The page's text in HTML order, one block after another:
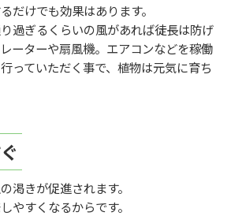
だけでも効果はあります。
過ぎるくらいの風があれば徒長は防げ
ーターや扇風機。エアコンなどを稼働
っていただく事で、植物は元気に育ち
渇きが促進されます。
やすくなるからです。